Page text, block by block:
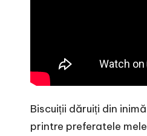
Biscuiții dăruiți din
printre preferatele